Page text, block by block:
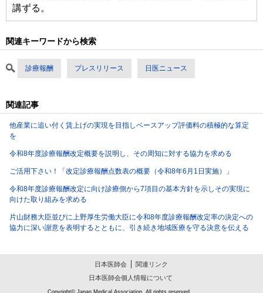
講ずる。
関連キーワードから検索
診療報酬 プレスリリース 日医ニュース
関連記事
他産業に追い付く賃上げの実現を目指しベースアップ評価料の積極的な算定
を
令和8年度診療報酬改定概要を説明し、その周知に対する協力を求める
ご活用下さい！「改定診療報酬点数表の概要（令和8年6月1日実施）」
令和8年度診療報酬改定に向け診療側から7項目の基本方針を示しその実現に
向けた取り組みを求める
片山財務大臣並びに上野厚生労働大臣に令和8年度診療報酬改定率の決定への
協力に深い謝意を表明するとともに、引き続き地域医療を守る決意を伝える
日本医師会
関連リンク
日本医師会個人情報について
Copyright© Japan Medical Association. All rights reserved.